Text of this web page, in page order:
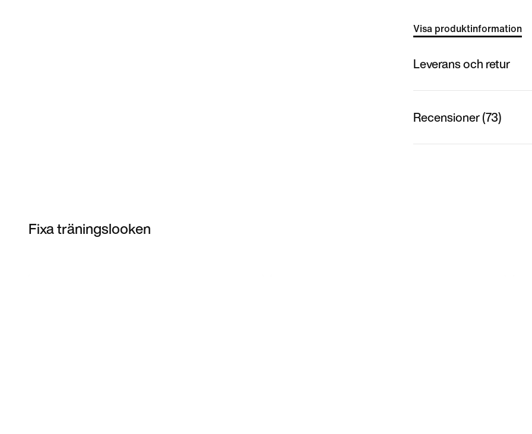
Visa produktinformation
Leverans och retur
Recensioner (73)
Fixa träningslooken